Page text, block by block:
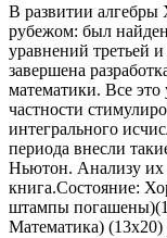
В развитии
рубежом: был
уравнений третьей
завершена
математики. Все это
частности
интегрального
периода внесли
Ньютон. Анализу их
книга.Состояние:
штампы
Математика) (13х20)